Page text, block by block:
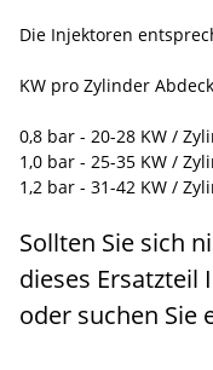
Die Injektoren
KW pro Zylinder
0,8 bar - 20-28 KW /
1,0 bar - 25-35 KW /
1,2 bar - 31-42 KW /
Sollten Sie sich
dieses Ersatzteil
oder suchen Sie